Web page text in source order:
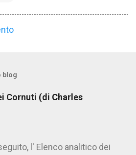
blog
Cornuti (di Charles
l' Elenco analitico dei